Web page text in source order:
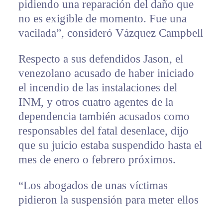
pidiendo una reparación del daño que
no es exigible de momento. Fue una
vacilada”, consideró Vázquez Campbell
Respecto a sus defendidos Jason, el
venezolano acusado de haber iniciado
el incendio de las instalaciones del
INM, y otros cuatro agentes de la
dependencia también acusados como
responsables del fatal desenlace, dijo
que su juicio estaba suspendido hasta el
mes de enero o febrero próximos.
“Los abogados de unas víctimas
pidieron la suspensión para meter ellos